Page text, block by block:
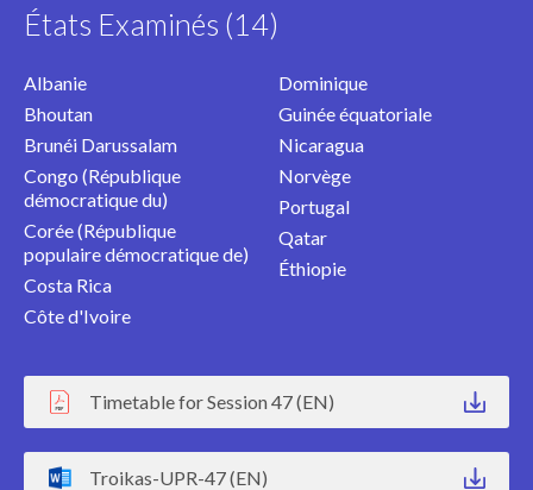
États Examinés (14)
Albanie
Bhoutan
Brunéi Darussalam
Congo (République
démocratique du)
Corée (République
populaire démocratique de)
Costa Rica
Côte d'Ivoire
Dominique
Guinée équatoriale
Nicaragua
Norvège
Portugal
Qatar
Éthiopie
Timetable for Session 47 (EN)
Troikas-UPR-47 (EN)